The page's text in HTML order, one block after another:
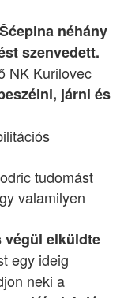
néhány
szenvedett.
NK Kurilovec
járni és
tudomást
valamilyen
végül elküldte
egy ideig
neki a